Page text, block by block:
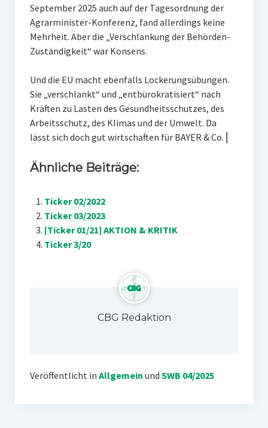
September 2025 auch auf der Tagesordnung der
Agrarminister-Konferenz, fand allerdings keine
Mehrheit. Aber die „Verschlankung der Behörden-
Zuständigkeit“ war Konsens.
Und die EU macht ebenfalls Lockerungsübungen.
Sie „verschlankt“ und „entbürokratisiert“ nach
Kräften zu Lasten des Gesundheitsschutzes, des
Arbeitsschutz, des Klimas und der Umwelt. Da
lässt sich doch gut wirtschaften für BAYER & Co. ⎜
Ähnliche Beiträge:
Ticker 02/2022
Ticker 03/2023
[Ticker 01/21] AKTION & KRITIK
Ticker 3/20
CBG Redaktion
Veröffentlicht in Allgemein und SWB 04/2025